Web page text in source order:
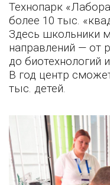
Технопарк
более 10 тыс.
Здесь школьники
направлений — от
до биотехнологий
В год центр
тыс. детей.